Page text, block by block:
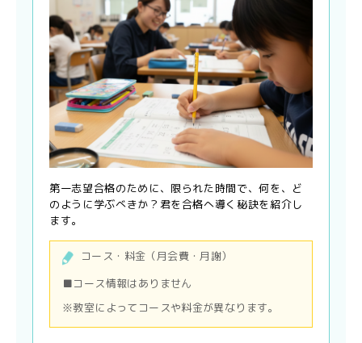
第一志望合格のために、限られた時間で、何を、ど
のように学ぶべきか？君を合格へ導く秘訣を紹介し
ます。
コース・料金（月会費・月謝）
■コース情報はありません
※教室によってコースや料金が異なります。